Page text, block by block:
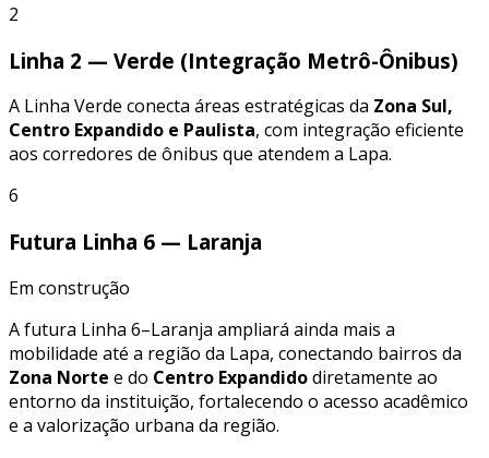
2
Linha 2 — Verde (Integração Metrô-Ônibus)
A Linha Verde conecta áreas estratégicas da Zona Sul,
Centro Expandido e Paulista, com integração eficiente
aos corredores de ônibus que atendem a Lapa.
6
Futura Linha 6 — Laranja
Em construção
A futura Linha 6–Laranja ampliará ainda mais a
mobilidade até a região da Lapa, conectando bairros da
Zona Norte e do Centro Expandidodiretamente ao
entorno da instituição, fortalecendo o acesso acadêmico
e a valorização urbana da região.